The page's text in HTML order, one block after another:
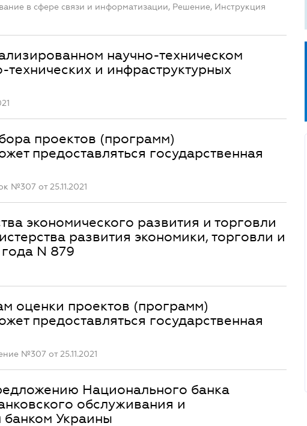
в сфере связи и информатизации, Решение, Инструкция
научно-техническом
и инфраструктурных
проектов (программ)
предоставляться государственная
№307 от 25.11.2021
экономического развития и торговли
развития экономики, торговли и
N 879
оценки проектов (программ)
предоставляться государственная
№307 от 25.11.2021
Национального банка
обслуживания и
банком Украины